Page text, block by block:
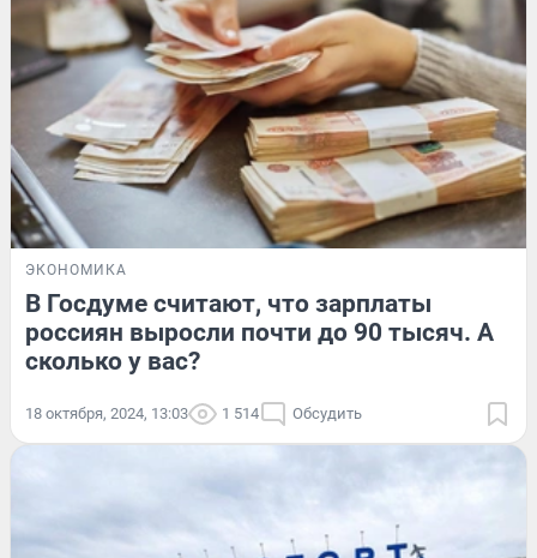
ЭКОНОМИКА
В Госдуме считают, что зарплаты
россиян выросли почти до 90 тысяч. А
сколько у вас?
18 октября, 2024, 13:03 1 514 Обсудить